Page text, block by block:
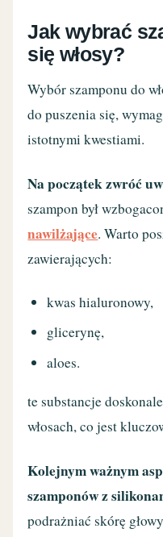
Jak wybrać
się włosy?
Wybór szamponu do
do puszenia się,
istotnymi kwestiami.
Na początek zwróć
szampon był
nawilżające. Warto
zawierających:
kwas hialuronowy,
glicerynę,
aloes.
te substancje
włosach, co jest
Kolejnym ważnym
szamponów z
podrażniać skórę